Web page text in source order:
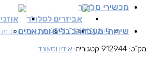
אביזרים לסלולר
מכשירי סלולר
SAMSUNG
APPLEמכשירים זאפ שירותי מעבדהכבלים ומתאמים
מק"ט: 912944 קטגוריה: אודיו וסאונד